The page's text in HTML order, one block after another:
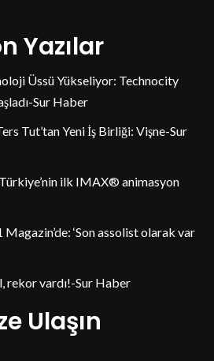
Yazılar
Üssü Yükseliyor: Technocity
Sur Haber
Tut’tan Yeni İş Birliği: Vişne-Sur
ilk IMAX® animasyon
‘Son assolist olarak var
rekor vardı!-Sur Haber
Ulaşın